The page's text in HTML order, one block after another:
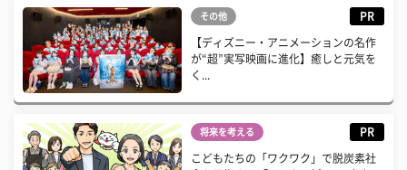
その他 PR
【ディズニー・アニメーションの名作
が“超”実写映画に進化】癒しと元気を
く...
将来を考える PR
こどもたちの「ワクワク」で脱炭素社